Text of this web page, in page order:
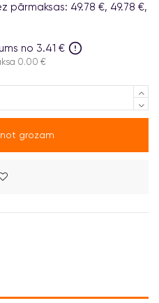
pārmaksas: 49.78 €, 49.78 €,
no 3.41 €
0.00 €
grozam